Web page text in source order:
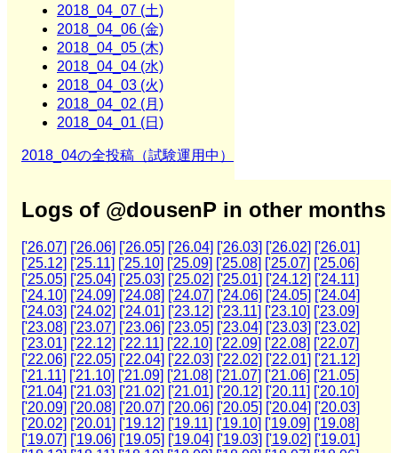
2018_04_07 (土)
2018_04_06 (金)
2018_04_05 (木)
2018_04_04 (水)
2018_04_03 (火)
2018_04_02 (月)
2018_04_01 (日)
2018_04の全投稿（試験運用中）
Logs of @dousenP in other months
['26.07] ['26.06] ['26.05] ['26.04] ['26.03] ['26.02] ['26.01]
['25.12] ['25.11] ['25.10] ['25.09] ['25.08] ['25.07] ['25.06]
['25.05] ['25.04] ['25.03] ['25.02] ['25.01] ['24.12] ['24.11]
['24.10] ['24.09] ['24.08] ['24.07] ['24.06] ['24.05] ['24.04]
['24.03] ['24.02] ['24.01] ['23.12] ['23.11] ['23.10] ['23.09]
['23.08] ['23.07] ['23.06] ['23.05] ['23.04] ['23.03] ['23.02]
['23.01] ['22.12] ['22.11] ['22.10] ['22.09] ['22.08] ['22.07]
['22.06] ['22.05] ['22.04] ['22.03] ['22.02] ['22.01] ['21.12]
['21.11] ['21.10] ['21.09] ['21.08] ['21.07] ['21.06] ['21.05]
['21.04] ['21.03] ['21.02] ['21.01] ['20.12] ['20.11] ['20.10]
['20.09] ['20.08] ['20.07] ['20.06] ['20.05] ['20.04] ['20.03]
['20.02] ['20.01] ['19.12] ['19.11] ['19.10] ['19.09] ['19.08]
['19.07] ['19.06] ['19.05] ['19.04] ['19.03] ['19.02] ['19.01]